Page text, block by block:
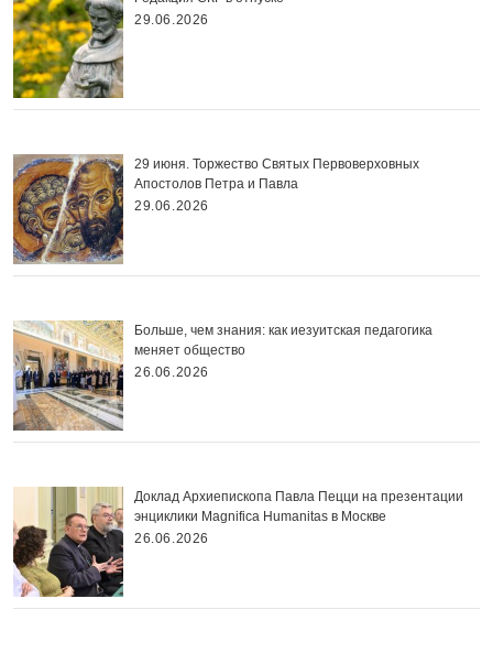
29.06.2026
29 июня. Торжество Святых Первоверховных
Апостолов Петра и Павла
29.06.2026
Больше, чем знания: как иезуитская педагогика
меняет общество
26.06.2026
Доклад Архиепископа Павла Пецци на презентации
энциклики Magnifica Нumanitas в Москве
26.06.2026